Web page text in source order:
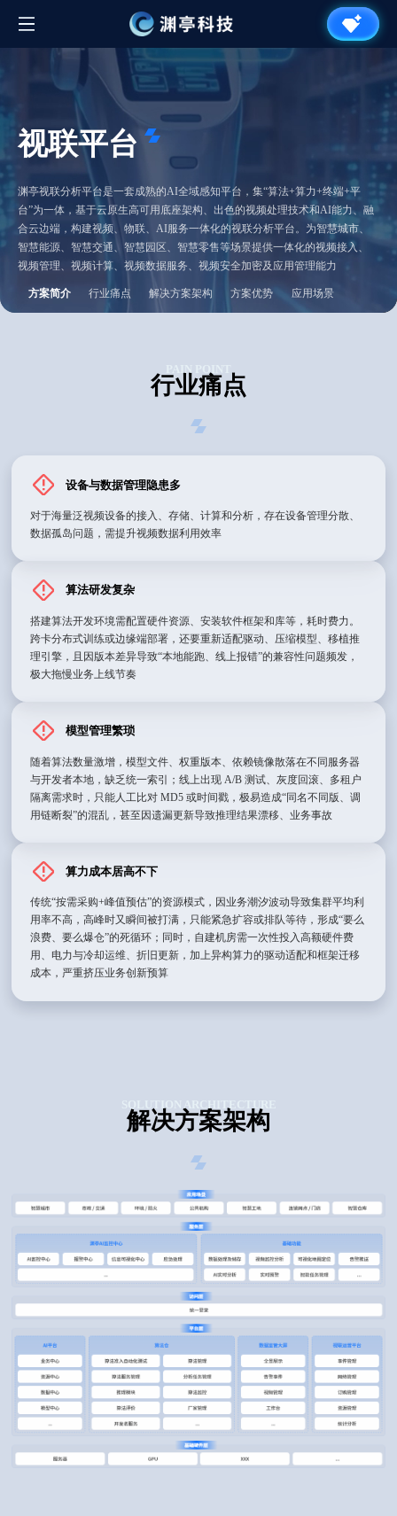
视联平台
渊亭视联分析平台是一套成熟的AI全域感知平台，集“算法+算力+终端+平
台”为一体，基于云原生高可用底座架构、出色的视频处理技术和AI能力、融
合云边端，构建视频、物联、AI服务一体化的视联分析平台。为智慧城市、
智慧能源、智慧交通、智慧园区、智慧零售等场景提供一体化的视频接入、
视频管理、视频计算、视频数据服务、视频安全加密及应用管理能力
方案简介 行业痛点 解决方案架构 方案优势 应用场景
行业痛点
PAIN POINT
设备与数据管理隐患多
对于海量泛视频设备的接入、存储、计算和分析，存在设备管理分散、
数据孤岛问题，需提升视频数据利用效率
算法研发复杂
搭建算法开发环境需配置硬件资源、安装软件框架和库等，耗时费力。
跨卡分布式训练或边缘端部署，还要重新适配驱动、压缩模型、移植推
理引擎，且因版本差异导致“本地能跑、线上报错”的兼容性问题频发，
极大拖慢业务上线节奏
模型管理繁琐
随着算法数量激增，模型文件、权重版本、依赖镜像散落在不同服务器
与开发者本地，缺乏统一索引；线上出现 A/B 测试、灰度回滚、多租户
隔离需求时，只能人工比对 MD5 或时间戳，极易造成“同名不同版、调
用链断裂”的混乱，甚至因遗漏更新导致推理结果漂移、业务事故
算力成本居高不下
传统“按需采购+峰值预估”的资源模式，因业务潮汐波动导致集群平均利
用率不高，高峰时又瞬间被打满，只能紧急扩容或排队等待，形成“要么
浪费、要么爆仓”的死循环；同时，自建机房需一次性投入高额硬件费
用、电力与冷却运维、折旧更新，加上异构算力的驱动适配和框架迁移
成本，严重挤压业务创新预算
解决方案架构
SOLUTION ARCHITECTURE